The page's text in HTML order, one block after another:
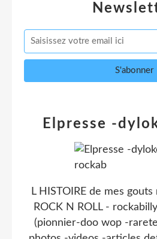
Elpresse -
L HISTOIRE de mes gouts
ROCK N ROLL -
(pionnier-doo wop -